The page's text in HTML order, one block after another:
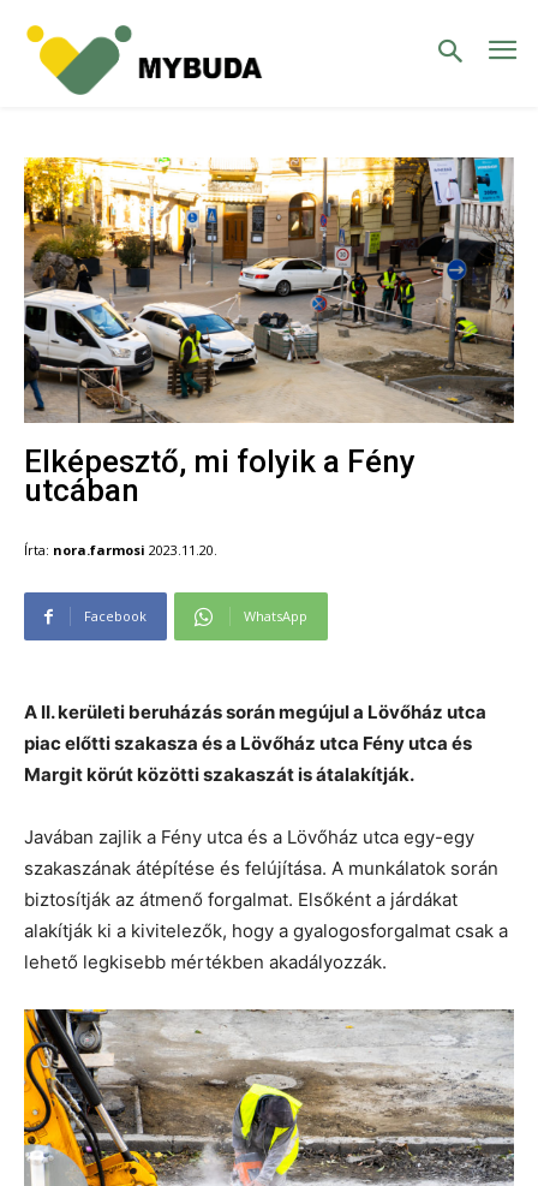
Elképesztő, mi folyik a Fény
utcában
Írta: nora.farmosi 2023.11.20.
Facebook WhatsApp
A II. kerületi beruházás során megújul a Lövőház utca
piac előtti szakasza és a Lövőház utca Fény utca és
Margit körút közötti szakaszát is átalakítják.
Javában zajlik a Fény utca és a Lövőház utca egy-egy
szakaszának átépítése és felújítása. A munkálatok során
biztosítják az átmenő forgalmat. Elsőként a járdákat
alakítják ki a kivitelezők, hogy a gyalogosforgalmat csak a
lehető legkisebb mértékben akadályozzák.